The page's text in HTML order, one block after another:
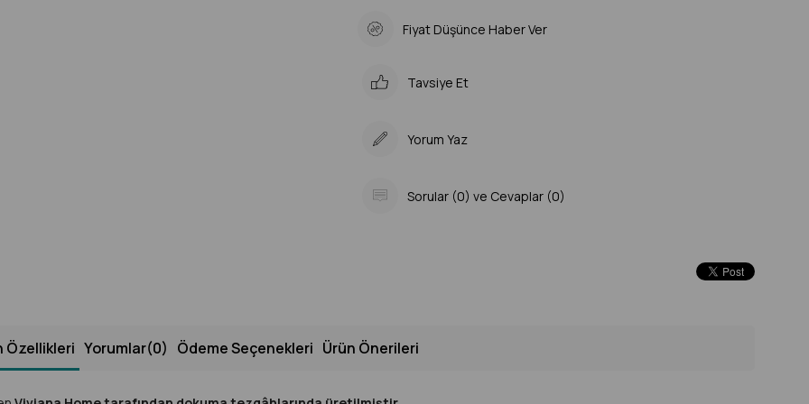
Fiyat Düşünce Haber Ver
Tavsiye Et
Yorum Yaz
Sorular (0) ve Cevaplar (0)
Özellikleri Yorumlar(0) Ödeme Seçenekleri Ürün Önerileri